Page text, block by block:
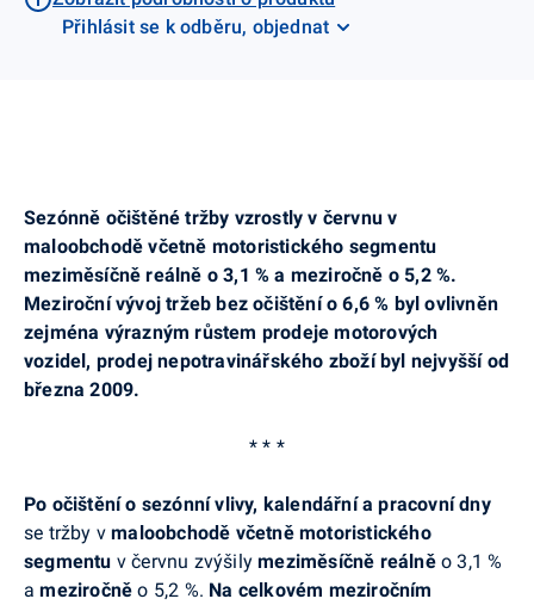
Přihlásit se k odběru, objednat
Sezónně očištěné tržby vzrostly v červnu v
maloobchodě včetně motoristického segmentu
meziměsíčně reálně o 3,1 % a meziročně o 5,2 %.
Meziroční vývoj tržeb bez očištění o 6,6 % byl ovlivněn
zejména výrazným růstem prodeje motorových
vozidel, prodej nepotravinářského zboží byl nejvyšší od
března 2009.
* * *
Po očištění o sezónní vlivy, kalendářní a pracovní dny
se tržby vmaloobchodě včetně motoristického
segmentu v červnu zvýšilymeziměsíčně reálněo 3,1 %
ameziročně o 5,2 %. Na celkovém meziročním